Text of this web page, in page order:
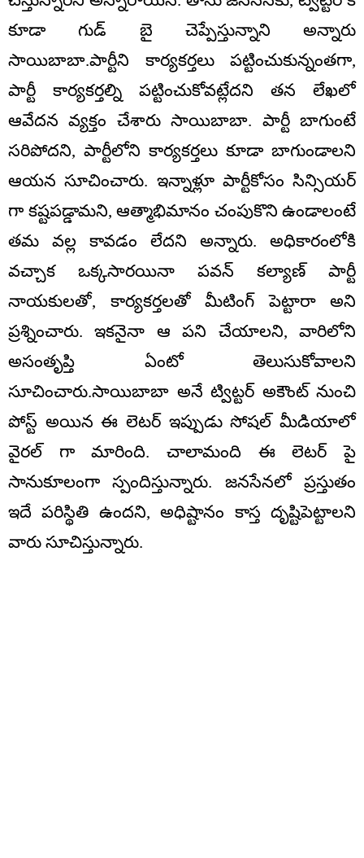
కూడా గుడ్ బై చెప్పేస్తున్నాని అన్నారు
సాయిబాబా.పార్టీని కార్యకర్తలు పట్టించుకున్నంతగా,
పార్టీ కార్యకర్తల్ని పట్టించుకోవట్లేదని తన లేఖలో
ఆవేదన వ్యక్తం చేశారు సాయిబాబా. పార్టీ బాగుంటే
సరిపోదని, పార్టీలోని కార్యకర్తలు కూడా బాగుండాలని
ఆయన సూచించారు. ఇన్నాళ్లూ పార్టీకోసం సిన్సియర్
గా కష్టపడ్డామని, ఆత్మాభిమానం చంపుకొని ఉండాలంటే
తమ వల్ల కావడం లేదని అన్నారు. అధికారంలోకి
వచ్చాక ఒక్కసారయినా పవన్ కల్యాణ్ పార్టీ
నాయకులతో, కార్యకర్తలతో మీటింగ్ పెట్టారా అని
ప్రశ్నించారు. ఇకనైనా ఆ పని చేయాలని, వారిలోని
అసంతృప్తి ఏంటో తెలుసుకోవాలని
సూచించారు.సాయిబాబా అనే ట్విట్టర్ అకౌంట్ నుంచి
పోస్ట్ అయిన ఈ లెటర్ ఇప్పుడు సోషల్ మీడియాలో
వైరల్ గా మారింది. చాలామంది ఈ లెటర్ పై
సానుకూలంగా స్పందిస్తున్నారు. జనసేనలో ప్రస్తుతం
ఇదే పరిస్థితి ఉందని, అధిష్టానం కాస్త దృష్టిపెట్టాలని
వారు సూచిస్తున్నారు.